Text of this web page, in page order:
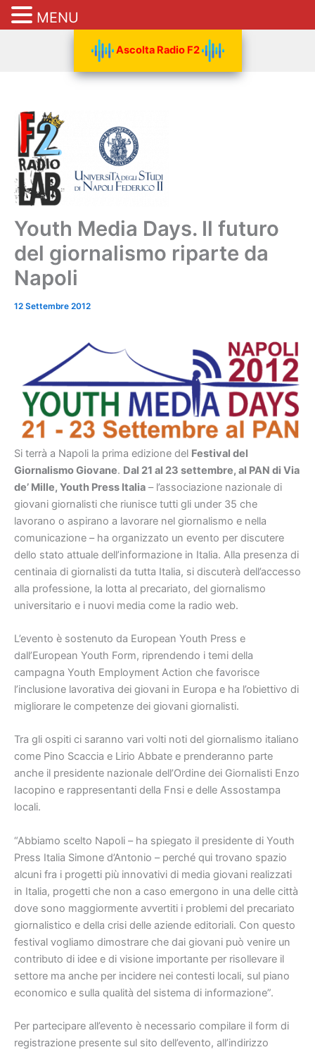
Ascolta Radio F2
Youth Media Days. Il futuro
del giornalismo riparte da
Napoli
12 Settembre 2012
Si terrà a Napoli la prima edizione del Festival del
Giornalismo Giovane. Dal 21 al 23 settembre, al PAN di Via
de’ Mille, Youth Press Italia – l’associazione nazionale di
giovani giornalisti che riunisce tutti gli under 35 che
lavorano o aspirano a lavorare nel giornalismo e nella
comunicazione – ha organizzato un evento per discutere
dello stato attuale dell’informazione in Italia. Alla presenza di
centinaia di giornalisti da tutta Italia, si discuterà dell’accesso
alla professione, la lotta al precariato, del giornalismo
universitario e i nuovi media come la radio web.
L’evento è sostenuto da European Youth Press e
dall’European Youth Form, riprendendo i temi della
campagna Youth Employment Action che favorisce
l’inclusione lavorativa dei giovani in Europa e ha l’obiettivo di
migliorare le competenze dei giovani giornalisti.
Tra gli ospiti ci saranno vari volti noti del giornalismo italiano
come Pino Scaccia e Lirio Abbate e prenderanno parte
anche il presidente nazionale dell’Ordine dei Giornalisti Enzo
Iacopino e rappresentanti della Fnsi e delle Assostampa
locali.
“Abbiamo scelto Napoli – ha spiegato il presidente di Youth
Press Italia Simone d’Antonio – perché qui trovano spazio
alcuni fra i progetti più innovativi di media giovani realizzati
in Italia, progetti che non a caso emergono in una delle città
dove sono maggiormente avvertiti i problemi del precariato
giornalistico e della crisi delle aziende editoriali. Con questo
festival vogliamo dimostrare che dai giovani può venire un
contributo di idee e di visione importante per risollevare il
settore ma anche per incidere nei contesti locali, sul piano
economico e sulla qualità del sistema di informazione”.
Per partecipare all’evento è necessario compilare il form di
registrazione presente sul sito dell’evento, all’indirizzo
MENU